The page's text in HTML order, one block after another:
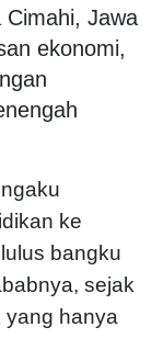
Jawa
ekonomi,
ke
bangku
sejak
yang hanya